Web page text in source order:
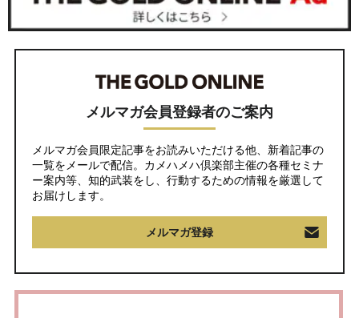
メルマガ会員登録者のご案内
メルマガ会員限定記事をお読みいただける他、新着記事の
一覧をメールで配信。カメハメハ倶楽部主催の各種セミナ
ー案内等、知的武装をし、行動するための情報を厳選して
お届けします。
メルマガ登録